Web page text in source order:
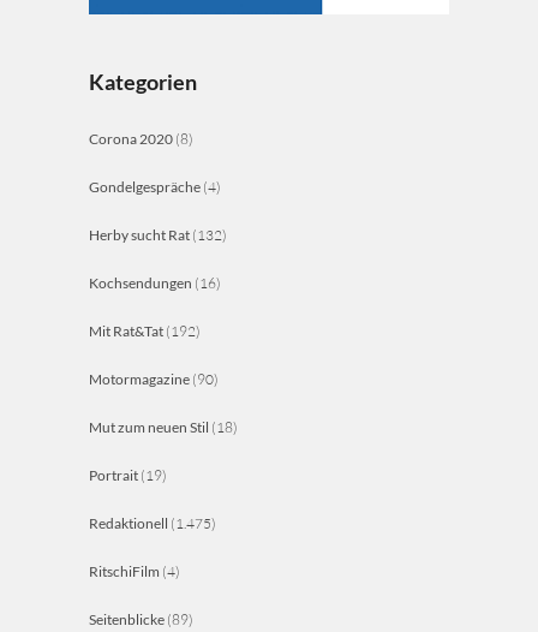
Kategorien
Corona 2020 (8)
Gondelgespräche (4)
Herby sucht Rat (132)
Kochsendungen (16)
Mit Rat&Tat (192)
Motormagazine (90)
Mut zum neuen Stil (18)
Portrait (19)
Redaktionell (1.475)
RitschiFilm (4)
Seitenblicke (89)